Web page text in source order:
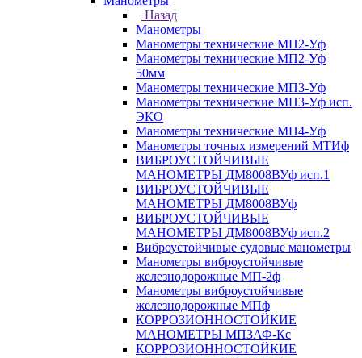
Назад
Манометры
Манометры технические МП2-Уф
Манометры технические МП2-Уф
50мм
Манометры технические МП3-Уф
Манометры технические МП3-Уф исп.
ЭКО
Манометры технические МП4-Уф
Манометры точных измерений МТИф
ВИБРОУСТОЙЧИВЫЕ
МАНОМЕТРЫ ДМ8008ВУф исп.1
ВИБРОУСТОЙЧИВЫЕ
МАНОМЕТРЫ ДМ8008ВУф
ВИБРОУСТОЙЧИВЫЕ
МАНОМЕТРЫ ДМ8008ВУф исп.2
Виброустойчивые судовые манометры
Манометры виброустойчивые
железнодорожные МП-2ф
Манометры виброустойчивые
железнодорожные МПф
КОРРОЗИОННОСТОЙКИЕ
МАНОМЕТРЫ МП3АФ-Кс
КОРРОЗИОННОСТОЙКИЕ